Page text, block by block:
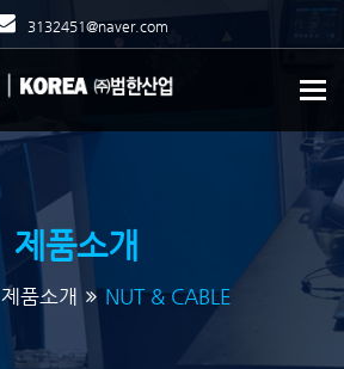
3132451@naver.com
제품소개
제품소개 NUT & CABLE